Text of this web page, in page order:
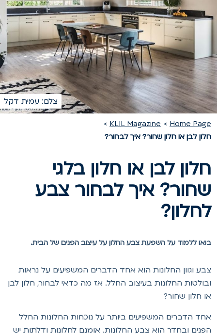
צלם: עמית דקל
Home
KLIL Magazine
לבן או חלון שחור? איך לבחור?
לבן או חלון בלגי
איך לבחור צבע
ללמוד על השפעת צבע החלון על עיצוב הפנים של הבית.
וגוון החלונות הוא אחד הדברים המשפיעים על נראות
החלונות בעיצוב החלל. אז מה כדאי לבחור, חלון לבן
חלון שחור?
הדברים המשפיעים ביותר על נוכחות החלונות החלל
ובחדר הוא צבע החלונות. אומנם לחלונות ודלתות יש